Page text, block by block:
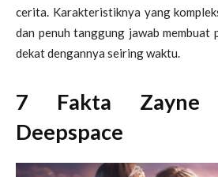
cerita. Karakteristiknya yang
dan penuh tanggung jawab membuat
dekat dengannya seiring waktu.
7 Fakta Zayne
Deepspace